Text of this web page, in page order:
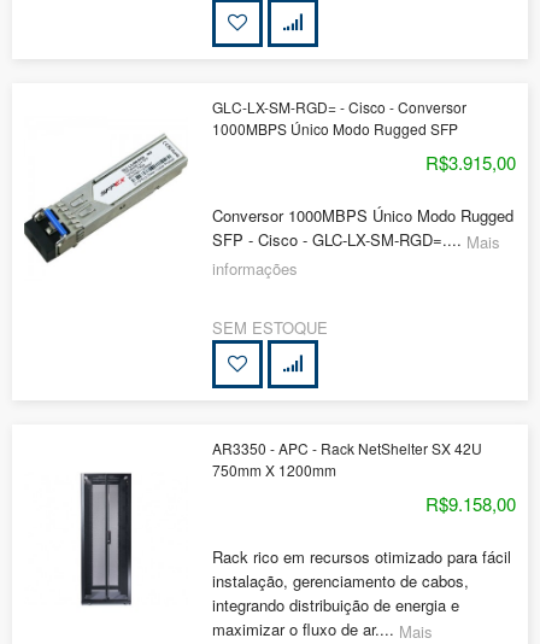
GLC-LX-SM-RGD= - Cisco - Conversor
1000MBPS Único Modo Rugged SFP
R$3.915,00
Conversor 1000MBPS Único Modo Rugged
SFP - Cisco - GLC-LX-SM-RGD=.... Mais
informações
SEM ESTOQUE
AR3350 - APC - Rack NetShelter SX 42U
750mm X 1200mm
R$9.158,00
Rack rico em recursos otimizado para fácil
instalação, gerenciamento de cabos,
integrando distribuição de energia e
maximizar o fluxo de ar.... Mais